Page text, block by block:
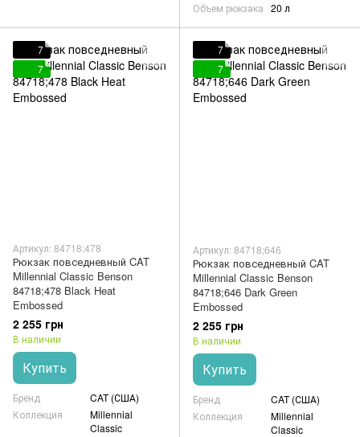
Объем рюкзака 20 л
7
7
Артикул: 84718;478
Рюкзак повседневный CAT
Millennial Classic Benson
84718;478 Black Heat
Embossed
2 255 грн
В наличии
Купить
Бренд
CAT (США)
Коллекция
Millennial
Classic
7
7
Артикул: 84718;646
Рюкзак повседневный CAT
Millennial Classic Benson
84718;646 Dark Green
Embossed
2 255 грн
В наличии
Купить
Бренд
CAT (США)
Коллекция
Millennial
Classic